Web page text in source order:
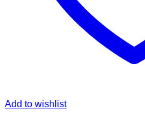
Add to wishlist